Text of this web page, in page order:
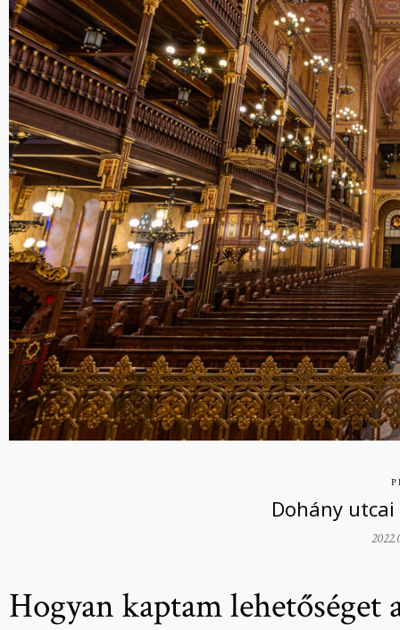
Dohány
Hogyan kaptam